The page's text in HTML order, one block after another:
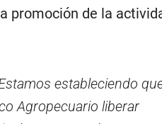
promoción de la
estableciendo
Agropecuario liberar